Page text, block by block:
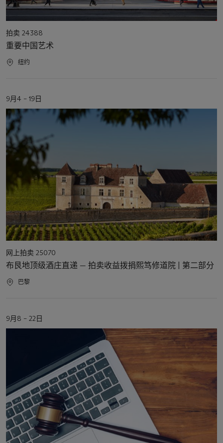
活
动
类
型
拍卖 24388
重要中国艺术
活
纽约
活
动
日
期
9月4 – 19日
活
动
类
型
网上拍卖 25070
布艮地顶级酒庄直递 — 拍卖收益拨捐熙笃修道院 | 第二部分
活
巴黎
活
动
9月8 – 22日